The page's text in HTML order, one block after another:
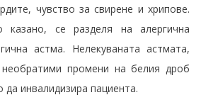
чувство за свирене и хрипове.
казано, се разделя на алергична
астма. Нелекуваната астмата,
промени на белия дроб
инвалидизира пациента.